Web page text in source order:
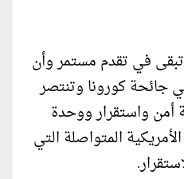
تبقى في تقدم مستمر وأن
جائحة كورونا وتنتصر
أمن واستقرار ووحدة
المتواصلة التي